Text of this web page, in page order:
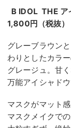
B IDOL THE
1,800円（税抜）
グレーブラウン
わりとしたカラ
グレージュ。甘
万能アイシャドウ
マスクがマット
マスクメイクで